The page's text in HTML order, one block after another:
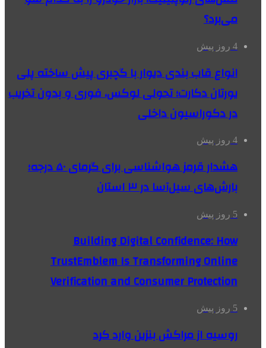
می‌برد؟
4 روز پیش
انواع قاب بندی دیوار با گچبری پیش ساخته پلی
یورتان دکارت؛ تحولی لوکس، فوری و بدون تخریب
در دکوراسیون داخلی
4 روز پیش
هشدار قرمز هواشناسی برای گرمای ۵۰ درجه؛
بارش‌های سیل‌آسا در ۳ استان
5 روز پیش
Building Digital Confidence: How
TrustEmblem Is Transforming Online
Verification and Consumer Protection
5 روز پیش
روسیه از مراکش بنزین وارد کرد